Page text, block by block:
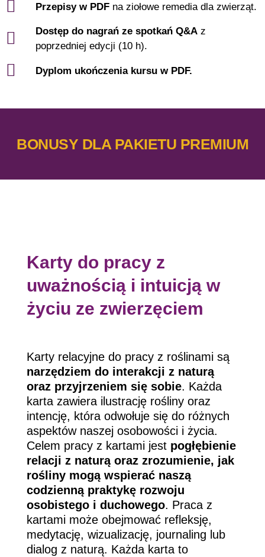
Przepisy w PDF na ziołowe remedia dla zwierząt.
Dostęp do nagrań ze spotkań Q&A z
poprzedniej edycji (10 h).
Dyplom ukończenia kursu w PDF.
BONUSY DLA PAKIETU PREMIUM
Karty do pracy z
uważnością i intuicją w
życiu ze zwierzęciem
Karty relacyjne do pracy z roślinami są
narzędziem do interakcji z naturą
oraz przyjrzeniem się sobie. Każda
karta zawiera ilustrację rośliny oraz
intencję, która odwołuje się do różnych
aspektów naszej osobowości i życia.
Celem pracy z kartami jest pogłębienie
relacji z naturą oraz zrozumienie, jak
rośliny mogą wspierać naszą
codzienną praktykę rozwoju
osobistego i duchowego. Praca z
kartami może obejmować refleksję,
medytację, wizualizację, journaling lub
dialog z naturą. Każda karta to